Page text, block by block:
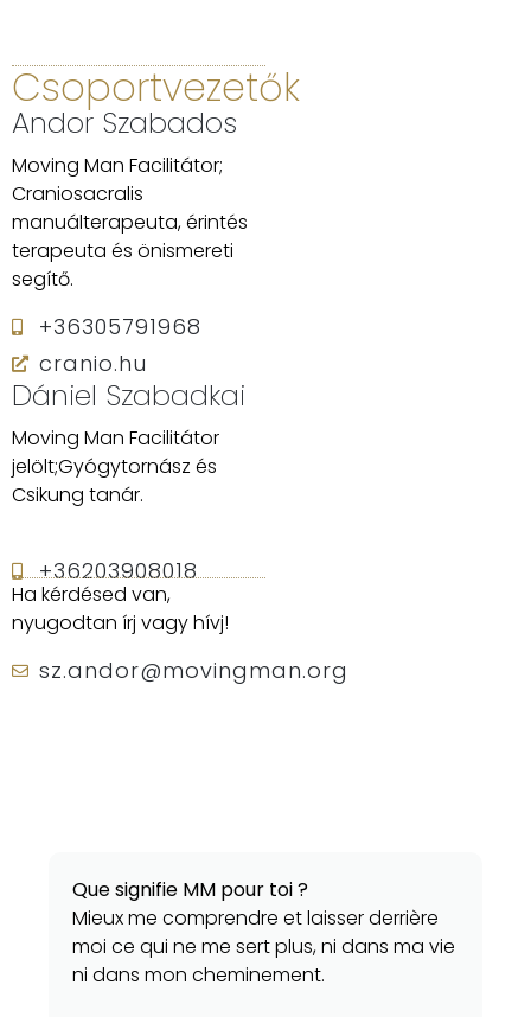
Csoportvezetők
Andor Szabados
Moving Man Facilitátor;
Craniosacralis
manuálterapeuta, érintés
terapeuta és önismereti
segítő.
+36305791968
cranio.hu
Dániel Szabadkai
Moving Man Facilitátor
jelölt;Gyógytornász és
Csikung tanár.
+36203908018
Ha kérdésed van,
nyugodtan írj vagy hívj!
sz.andor@movingman.org
Que signifie MM pour toi ?
Mieux me comprendre et laisser derrière
moi ce qui ne me sert plus, ni dans ma vie
ni dans mon cheminement.